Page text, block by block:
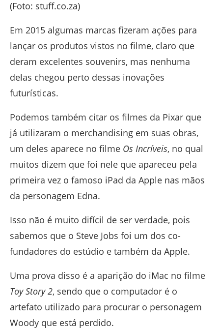
(Foto: stuff.co.za)
Em 2015 algumas marcas fizeram ações para
lançar os produtos vistos no filme, claro que
deram excelentes souvenirs, mas nenhuma
delas chegou perto dessas inovações
futurísticas.
Podemos também citar os filmes da Pixar que
já utilizaram o merchandising em suas obras,
um deles aparece no filme Os Incríveis, no qual
muitos dizem que foi nele que apareceu pela
primeira vez o famoso iPad da Apple nas mãos
da personagem Edna.
Isso não é muito difícil de ser verdade, pois
sabemos que o Steve Jobs foi um dos co-
fundadores do estúdio e também da Apple.
Uma prova disso é a aparição do iMac no filme
Toy Story 2, sendo que o computador é o
artefato utilizado para procurar o personagem
Woody que está perdido.